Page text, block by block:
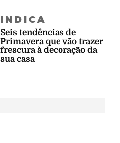
INDICA
Seis tendências de
Primavera que vão trazer
frescura à decoração da
sua casa